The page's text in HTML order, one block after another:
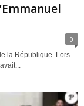
0
la République. Lors